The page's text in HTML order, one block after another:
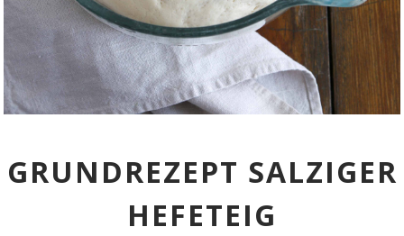
GRUNDREZEPT SALZIGER
HEFETEIG